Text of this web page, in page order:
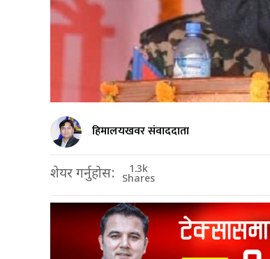
हिमालयखवर संवाददाता
शेयर गर्नुहोस: 1.3k
Shares